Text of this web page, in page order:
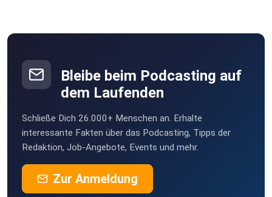
Bleibe beim Podcasting auf
dem Laufenden
Schließe Dich 26.000+ Menschen an. Erhalte
interessante Fakten über das Podcasting, Tipps der
Redaktion, Job-Angebote, Events und mehr.
Zur Anmeldung